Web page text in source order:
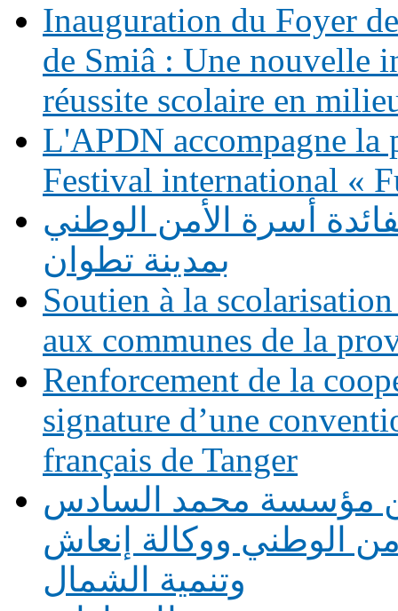
Inauguration du Foyer
de Smiâ : Une nouvelle
réussite scolaire en
L'APDN accompagne la
Festival international «
أسرة الأمن الوطني
بمدينة تطوان
Soutien à la
aux communes de la
Renforcement de la
signature d’une
français de Tanger
مؤسسة محمد السادس
الوطني ووكالة إنعاش
وتنمية الشمال